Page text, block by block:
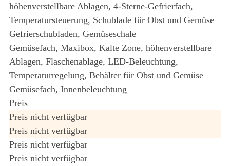
höhenverstellbare Ablagen, 4-Sterne-Gefrierfach,
Temperatursteuerung, Schublade für Obst und Gemüse
Gefrierschubladen, Gemüseschale
Gemüsefach, Maxibox, Kalte Zone, höhenverstellbare
Ablagen, Flaschenablage, LED-Beleuchtung,
Temperaturregelung, Behälter für Obst und Gemüse
Gemüsefach, Innenbeleuchtung
Preis
Preis nicht verfügbar
Preis nicht verfügbar
Preis nicht verfügbar
Preis nicht verfügbar